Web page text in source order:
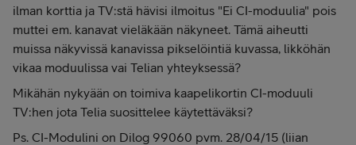
ilman korttia ja TV:stä hävisi ilmoitus "Ei CI-moduulia" pois
muttei em. kanavat vieläkään näkyneet. Tämä aiheutti
muissa näkyvissä kanavissa pikselöintiä kuvassa, likköhän
vikaa moduulissa vai Telian yhteyksessä?
Mikähän nykyään on toimiva kaapelikortin CI-moduuli
TV:hen jota Telia suosittelee käytettäväksi?
Ps. CI-Modulini on Dilog 99060 pvm. 28/04/15 (liian